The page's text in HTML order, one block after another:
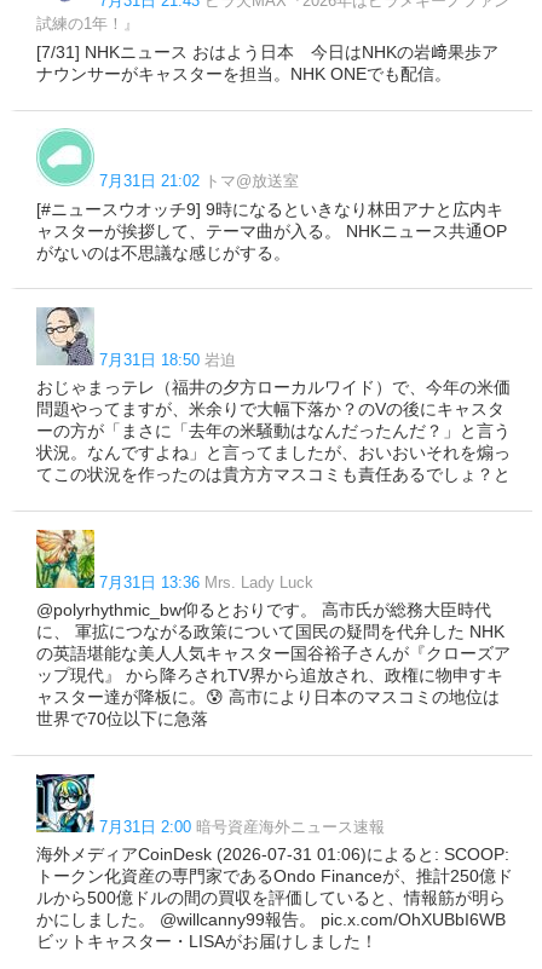
試練の1年！』
[7/31] NHKニュース おはよう日本 今日はNHKの岩﨑果歩ア
ナウンサーがキャスターを担当。NHK ONEでも配信。
7月31日 21:02 トマ@放送室
[#ニュースウオッチ9] 9時になるといきなり林田アナと広内キ
ャスターが挨拶して、テーマ曲が入る。 NHKニュース共通OP
がないのは不思議な感じがする。
7月31日 18:50 岩迫
おじゃまっテレ（福井の夕方ローカルワイド）で、今年の米価
問題やってますが、米余りで大幅下落か？のVの後にキャスタ
ーの方が「まさに「去年の米騒動はなんだったんだ？」と言う
状況。なんですよね」と言ってましたが、おいおいそれを煽っ
てこの状況を作ったのは貴方方マスコミも責任あるでしょ？と
7月31日 13:36 Mrs. Lady Luck
@polyrhythmic_bw仰るとおりです。 高市氏が総務大臣時代
に、 軍拡につながる政策について国民の疑問を代弁した NHK
の英語堪能な美人人気キャスター国谷裕子さんが『クローズア
ップ現代』 から降ろされTV界から追放され、政権に物申すキ
ャスター達が降板に。😰 高市により日本のマスコミの地位は
世界で70位以下に急落
7月31日 2:00 暗号資産海外ニュース速報
海外メディアCoinDesk (2026-07-31 01:06)によると: SCOOP:
トークン化資産の専門家であるOndo Financeが、推計250億ド
ルから500億ドルの間の買収を評価していると、情報筋が明ら
かにしました。 @willcanny99報告。 pic.x.com/OhXUBbI6WB
ビットキャスター・LISAがお届けしました！